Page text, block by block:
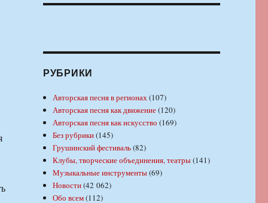
РУБРИКИ
Авторская песня в регионах(107)
Авторская песня как движение(120)
Авторская песня как искусство (169)
Без рубрики(145)
Грушинский фестиваль(82)
Клубы, творческие объединения, театры(141)
Музыкальные инструменты(69)
Новости(42 062)
Обо всем(112)